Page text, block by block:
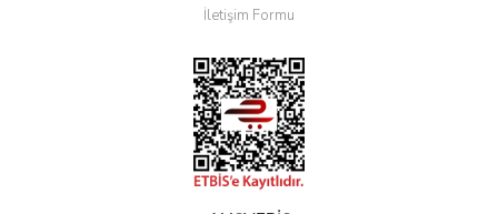
Ürün fiyatı diğer sitelerden daha pahalı.
Gönder
İletişim Formu